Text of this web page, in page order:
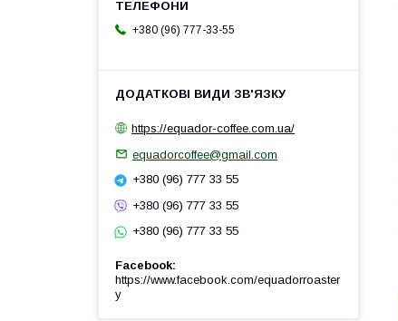
+380 (96) 777-33-55
https://equador-coffee.com.ua/
equadorcoffee@gmail.com
+380 (96) 777 33 55
+380 (96) 777 33 55
+380 (96) 777 33 55
Facebook
https://www.facebook.com/equadorroaster
y